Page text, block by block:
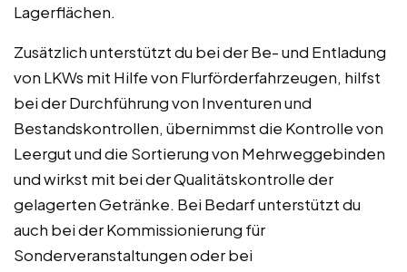
Lagerflächen.
Zusätzlich unterstützt du bei der Be- und Entladung
von LKWs mit Hilfe von Flurförderfahrzeugen, hilfst
bei der Durchführung von Inventuren und
Bestandskontrollen, übernimmst die Kontrolle von
Leergut und die Sortierung von Mehrweggebinden
und wirkst mit bei der Qualitätskontrolle der
gelagerten Getränke. Bei Bedarf unterstützt du
auch bei der Kommissionierung für
Sonderveranstaltungen oder bei